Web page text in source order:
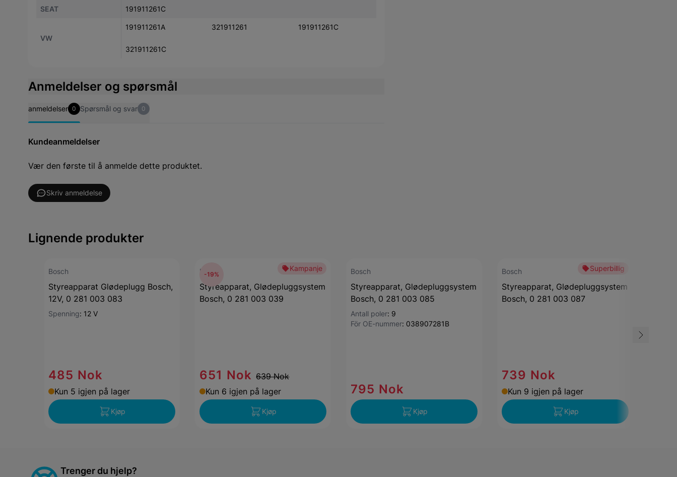
SEAT 191911261C
VW
191911261A 321911261 191911261C
321911261C
Anmeldelser og spørsmål
anmeldelser 0 Spørsmål og svar 0
Kundeanmeldelser
Vær den første til å anmelde dette produktet.
Skriv anmeldelse
Lignende produkter
Bosch
Styreapparat Glødeplugg Bosch,
12V, 0 281 003 083
Spenning: 12 V
485 Nok
Kun 5 igjen på lager
Kjøp
Kampanje
Bosch
Styreapparat, Glødepluggsystem
Bosch, 0 281 003 039
-19%
651 Nok 639 Nok
Kun 6 igjen på lager
Kjøp
Bosch
Styreapparat, Glødepluggsystem
Bosch, 0 281 003 085
Antall poler: 9
För OE-nummer: 038907281B
795 Nok
Kjøp
Superbillig
Bosch
Styreapparat, Glødepluggsystem
Bosch, 0 281 003 087
739 Nok
Kun 9 igjen på lager
Kjøp
Trenger du hjelp?